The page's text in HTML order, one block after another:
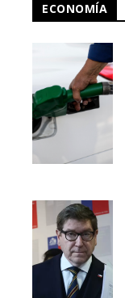
ECONOMÍA